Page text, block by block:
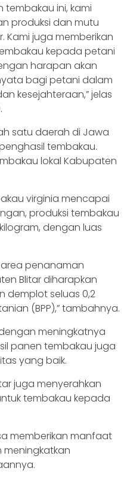
tembakau ini, kami
produksi dan mutu
Kami juga memberikan
kepada petani
harapan akan
bagi petani dalam
kesejahteraan,” jelas
satu daerah di Jawa
tembakau.
lokal Kabupaten
virginia mencapai
produksi tembakau
dengan luas
penanaman
Blitar diharapkan
demplot seluas 0,2
(BPP),” tambahnya.
meningkatnya
panen tembakau juga
yang baik.
juga menyerahkan
tembakau kepada
memberikan manfaat